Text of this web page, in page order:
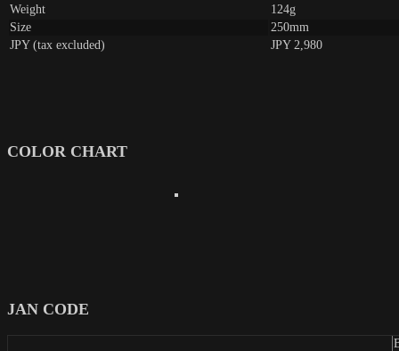
Weight
124g
Size
250mm
JPY (tax excluded)
JPY 2,980
COLOR CHART
JAN CODE